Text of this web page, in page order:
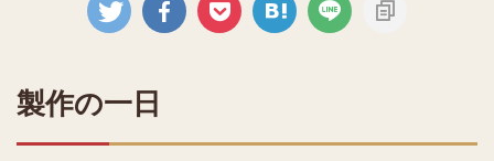
製作の一日